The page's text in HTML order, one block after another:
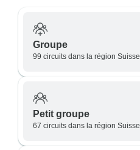
Groupe
99 circuits dans la région Suisse
Petit groupe
67 circuits dans la région Suisse